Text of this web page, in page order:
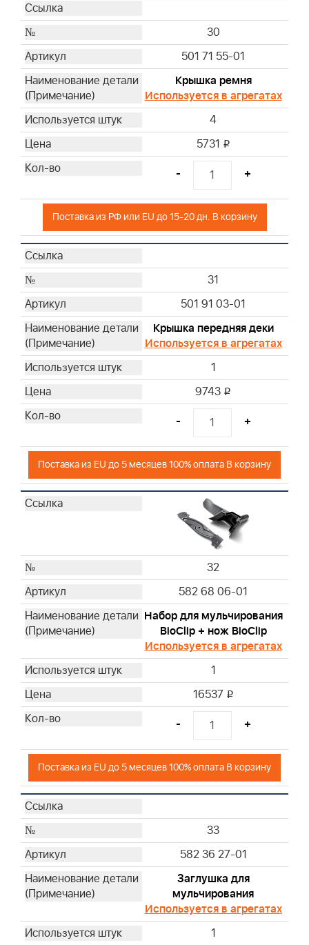
30
501 71 55-01
Крышка ремня
Используется в агрегатах
4
5731 i
- +
Поставка из РФ или EU до 15-20 дн. В корзину
31
501 91 03-01
Крышка передняя деки
Используется в агрегатах
1
9743 i
- +
Поставка из EU до 5 месяцев 100% оплата В корзину
32
582 68 06-01
Набор для мульчирования
BioClip + нож BioClip
Используется в агрегатах
1
16537 i
- +
Поставка из EU до 5 месяцев 100% оплата В корзину
33
582 36 27-01
Заглушка для
мульчирования
Используется в агрегатах
1